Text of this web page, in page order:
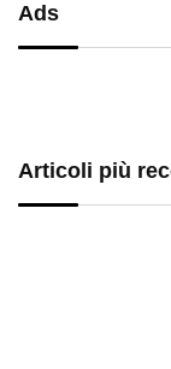
Ads
Articoli più